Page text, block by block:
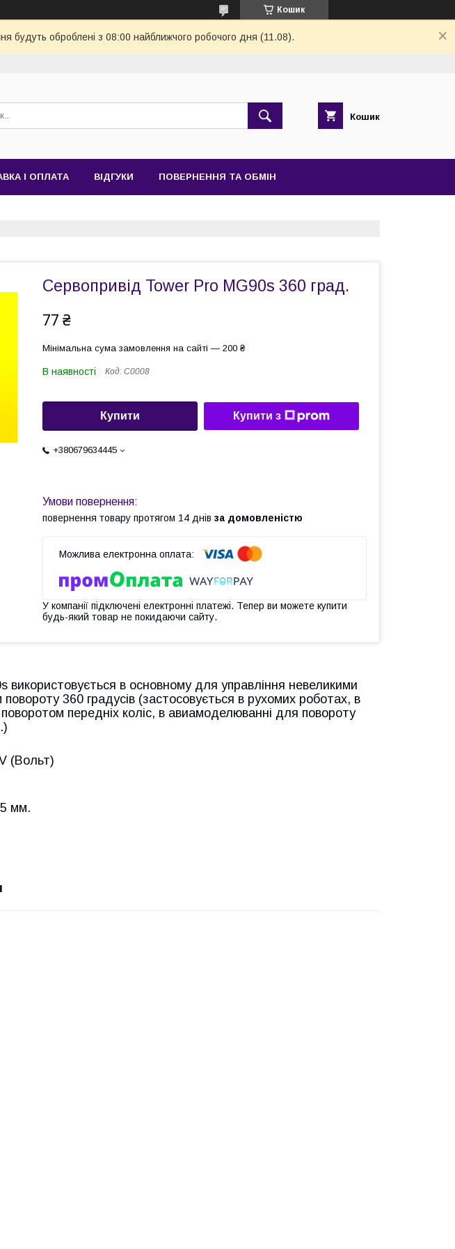
Кошик
будуть оброблені з 08:00 найближчого робочого дня (11.08).
Кошик
І ОПЛАТА ВІДГУКИ ПОВЕРНЕННЯ ТА ОБМІН
Сервопривід Tower Pro MG90s 360 град.
77 ₴
Мінімальна сума замовлення на сайті — 200 ₴
В наявності Код: C0008
Купити Купити з
+380679634445
повернення товару протягом 14 днів за домовленістю
У компанії підключені електронні платежі. Тепер ви можете купити
будь-який товар не покидаючи сайту.
використовується в основному для управління невеликими
360 градусів (застосовується в рухомих роботах, в
передніх коліс, в авиамоделюванні для повороту
(Вольт)
мм.